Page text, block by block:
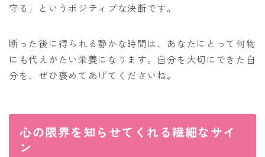
守る」というポジティブな決断です。
断った後に得られる静かな時間は、あなたにとって何物
にも代えがたい栄養になります。自分を大切にできた自
分を、ぜひ褒めてあげてくださいね。
心の限界を知らせてくれる繊細なサイ
ン